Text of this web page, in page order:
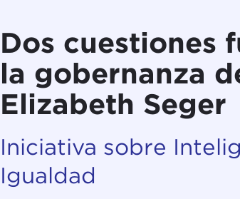
Dos cuestiones
la gobernanza
Elizabeth Seger
Iniciativa sobre
Igualdad